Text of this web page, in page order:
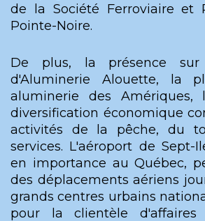
de la Société Ferroviaire et
Pointe-Noire.
De plus, la présence sur
d'Aluminerie Alouette, la
aluminerie des Amériques,
diversification économique
activités de la pêche, du
services. L'aéroport de Sept-
en importance au Québec,
des déplacements aériens
grands centres urbains
pour la clientèle d'affaires